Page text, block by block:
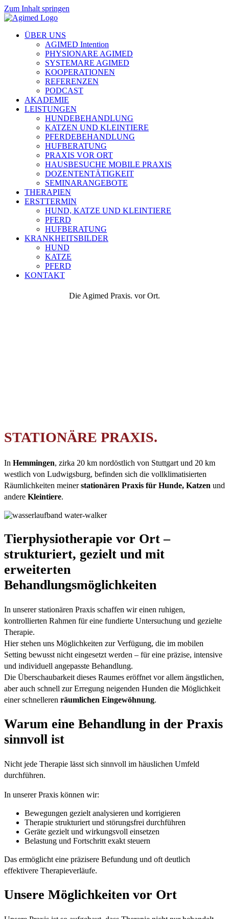
Zum Inhalt springen
ÜBER UNS
AGIMED Intention
PHYSIONARE AGIMED
SYSTEMARE AGIMED
KOOPERATIONEN
REFERENZEN
PODCAST
AKADEMIE
LEISTUNGEN
HUNDEBEHANDLUNG
KATZEN UND KLEINTIERE
PFERDEBEHANDLUNG
HUFBERATUNG
PRAXIS VOR ORT
HAUSBESUCHE MOBILE PRAXIS
DOZENTENTÄTIGKEIT
SEMINARANGEBOTE
THERAPIEN
ERSTTERMIN
HUND, KATZE UND KLEINTIERE
PFERD
HUFBERATUNG
KRANKHEITSBILDER
HUND
KATZE
PFERD
KONTAKT
Die Agimed Praxis. vor Ort.
STATIONÄRE PRAXIS.
In Hemmingen, zirka 20 km nordöstlich von Stuttgart und 20 km
westlich von Ludwigsburg, befinden sich die vollklimatisierten
Räumlichkeiten meinerstationären Praxis für Hunde, Katzen und
andere Kleintiere.
Tierphysiotherapie vor Ort –
strukturiert, gezielt und mit
erweiterten
Behandlungsmöglichkeiten
In unserer stationären Praxis schaffen wir einen ruhigen,
kontrollierten Rahmen für eine fundierte Untersuchung und gezielte
Therapie.
Hier stehen uns Möglichkeiten zur Verfügung, die im mobilen
Setting bewusst nicht eingesetzt werden – für eine präzise, intensive
und individuell angepasste Behandlung.
Die Überschaubarkeit dieses Raumes eröffnet vor allem ängstlichen,
aber auch schnell zur Erregung neigenden Hunden die Möglichkeit
einer schnelleren räumlichen Eingewöhnung.
Warum eine Behandlung in der Praxis
sinnvoll ist
Nicht jede Therapie lässt sich sinnvoll im häuslichen Umfeld
durchführen.
In unserer Praxis können wir:
Bewegungen gezielt analysieren und korrigieren
Therapie strukturiert und störungsfrei durchführen
Geräte gezielt und wirkungsvoll einsetzen
Belastung und Fortschritt exakt steuern
Das ermöglicht eine präzisere Befundung und oft deutlich
effektivere Therapieverläufe.
Unsere Möglichkeiten vor Ort